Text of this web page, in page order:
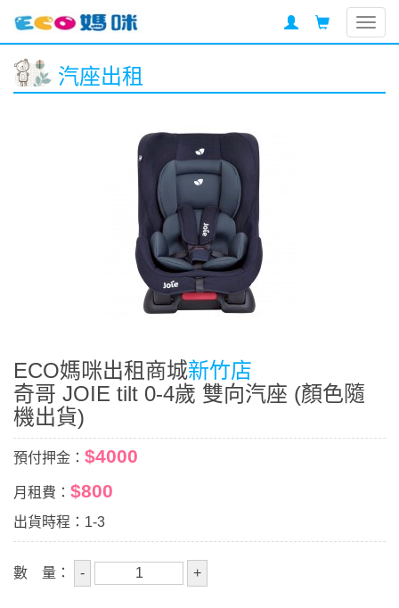
汽座出租
ECO媽咪出租商城新竹店
奇哥 JOIE tilt 0-4歲 雙向汽座 (顏色隨
機出貨)
預付押金： $4000
月租費： $800
出貨時程：1-3
數 量：